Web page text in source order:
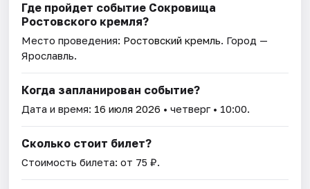
Где пройдет событие Сокровища
Ростовского кремля?
Место проведения: Ростовский кремль. Город —
Ярославль.
Когда запланирован событие?
Дата и время: 16 июля 2026 • четверг • 10:00.
Сколько стоит билет?
Стоимость билета: от 75 ₽.